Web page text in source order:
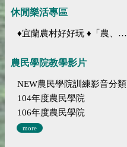
休閒樂活專區
♦宜蘭農村好好玩 ♦「農、藝、山、水」四條遊程推薦
農民學院教學影片
NEW農民學院訓練影音分類
104年度農民學院
106年度農民學院
more